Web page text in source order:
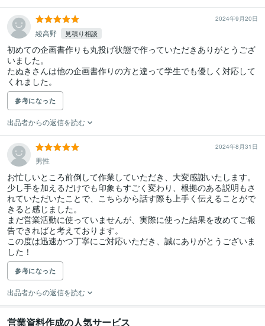
2024年9月20日
綾高野 見積り相談
初めての企画書作りも丸投げ状態で作っていただきありがとうござ
いました。
たぬきさんは他の企画書作りの方と違って学生でも優しく対応して
くれました。
参考になった
出品者からの返信を読む
2024年8月31日
男性
お忙しいところ前倒して作業していただき、大変感謝いたします。
少し手を加えるだけでも印象もすごく変わり、根拠のある説明もさ
れていただいたことで、こちらから話す際も上手く伝えることがで
きると感じました。
まだ営業活動に使っていませんが、実際に使った結果を改めてご報
告できればと考えております。
この度は迅速かつ丁寧にご対応いただき、誠にありがとうございま
した！
参考になった
出品者からの返信を読む
営業資料作成の人気サービス